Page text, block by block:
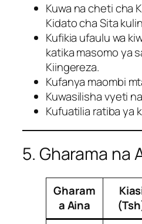
Kuwa na cheti cha
Kidato cha Sita
Kufikia ufaulu wa
katika masomo ya
Kiingereza.
Kufanya maombi
Kuwasilisha vyeti
Kufuatilia ratiba ya
5. Gharama na
Gharam
a Aina